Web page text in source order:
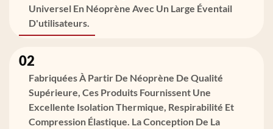
Universel En Néoprène Avec Un Large Éventail
D'utilisateurs.
02
Fabriquées À Partir De Néoprène De Qualité
Supérieure, Ces Produits Fournissent Une
Excellente Isolation Thermique, Respirabilité Et
Compression Élastique. La Conception De La